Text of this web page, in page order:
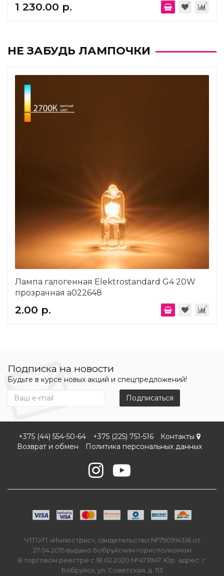
1 230.00 р.
НЕ ЗАБУДЬ ЛАМПОЧКИ
Лампа галогенная Elektrostandard G4 20W
прозрачная a022648
2.00 р.
Подписка на новости
Будьте в курсе новых акций и спецпредложений!
Подписаться
+375 (44) 554-50-64 +375 (225) 751-516
Контакты
Возврат и обмен
Политика персональных данных
ЧТПУП «Инлюстрис», свидетельство №790914316 от
27.04.2015 выдано Бобруйским горисполкомом
В торговом реестре с 18.02.2020 №473947. Юр. адрес: г.
Бобруйск, ул. Советская, д. 113